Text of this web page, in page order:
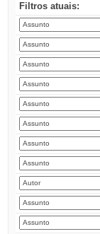
Filtros atuais: